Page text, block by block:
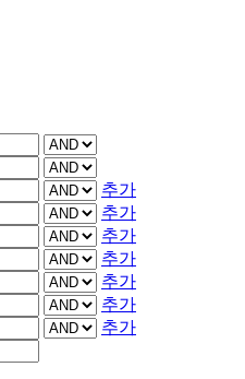
추가
추가
추가
추가
추가
추가
추가